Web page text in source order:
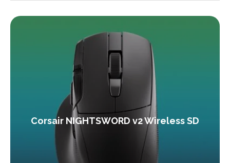
Corsair NIGHTSWORD v2 Wireless SD